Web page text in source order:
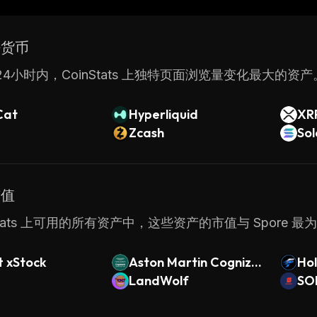
币
小时内，CoinStats 上独特页面浏览量变化最大的资产
Hyperliquid
Zcash
上可用的所有资产中，这些资产的市值与 Spore 最
xStock
Aston Martin Cogniza
nt Fan Token
LandWolf